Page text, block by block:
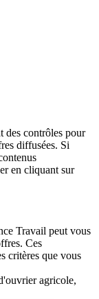
des contrôles pour
diffusées. Si
en cliquant sur
Travail peut vous
Ces
critères que vous
agricole,